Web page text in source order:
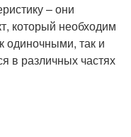
– они
который необходим
одиночными, так и
в различных частях